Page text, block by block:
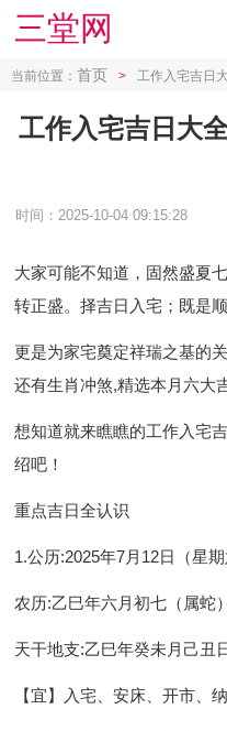
三堂网
当前位置： 首页 > 工作入宅吉日
工作入宅吉日大
时间：2025-10-04 09:15:28
大家可能不知道，固然盛夏
转正盛。择吉日入宅；既是
更是为家宅奠定祥瑞之基的
还有生肖冲煞,精选本月六大
想知道就来瞧瞧的工作入宅
绍吧！
重点吉日全认识
1.公历:2025年7月12日（星期
农历:乙巳年六月初七（属蛇）
天干地支:乙巳年癸未月己丑
【宜】 入宅、安床、开市、